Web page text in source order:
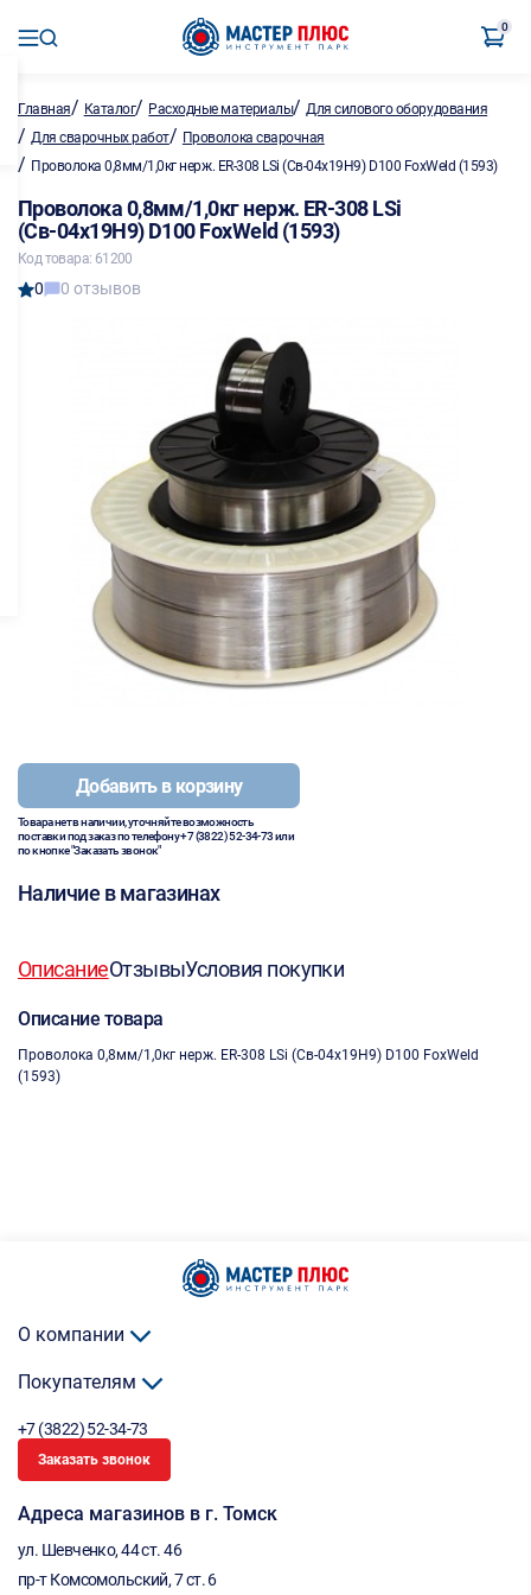
0
Главная/ Каталог/ Расходные материалы/Для силового оборудования
/ Для сварочных работ/ Проволока сварочная
/ Проволока 0,8мм/1,0кг нерж. ER-308 LSi (Св-04х19Н9) D100 FoxWeld (1593)
Проволока 0,8мм/1,0кг нерж. ER-308 LSi
(Св-04х19Н9) D100 FoxWeld (1593)
Код товара: 61200
0 0 отзывов
Добавить в корзину
Товара нет в наличии, уточняйте возможность
поставки под заказ по телефону+7 (3822) 52-34-73или
по кнопке "Заказать звонок"
Наличие в магазинах
ОписаниеОтзывыУсловия покупки
Описание товара
Проволока 0,8мм/1,0кг нерж. ER-308 LSi (Св-04х19Н9) D100 FoxWeld
(1593)
О компании
Покупателям
+7 (3822) 52-34-73
Заказать звонок
Адреса магазинов в г. Томск
ул. Шевченко, 44 ст. 46
пр-т Комсомольский, 7 ст. 6